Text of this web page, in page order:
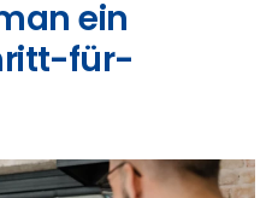
ein
für-